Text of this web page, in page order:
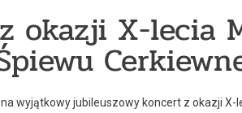
okazji X-lecia
wyjątkowy jubileuszowy koncert z okazji X-